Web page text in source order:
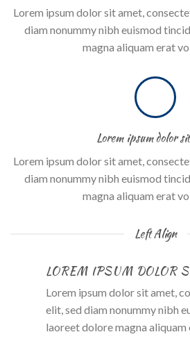
Lorem ipsum dolor sit amet,
diam nonummy nibh euismod
magna aliquam erat
Lorem ipsum dolor
Lorem ipsum dolor sit amet,
diam nonummy nibh euismod
magna aliquam erat
Left Align
LOREM IPSUM DOLOR
Lorem ipsum dolor sit amet,
elit, sed diam nonummy nibh
laoreet dolore magna